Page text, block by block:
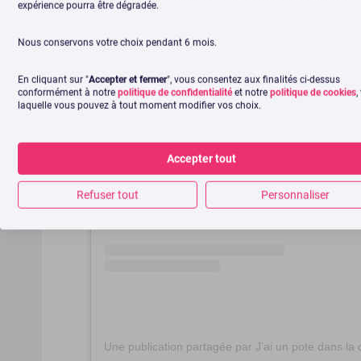
expérience pourra être dégradée.
Nous conservons votre choix pendant 6 mois.
En cliquant sur "Accepter et fermer", vous consentez aux finalités ci-dessus
conformément à notre politique de confidentialitéet notre politique de cookies,
laquelle vous pouvez à tout moment modifier vos choix.
Accepter tout
Refuser tout Personnaliser